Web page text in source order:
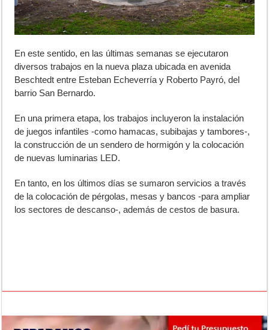
En este sentido, en las últimas semanas se ejecutaron
diversos trabajos en la nueva plaza ubicada en avenida
Beschtedt entre Esteban Echeverría y Roberto Payró, del
barrio San Bernardo.
En una primera etapa, los trabajos incluyeron la instalación
de juegos infantiles -como hamacas, subibajas y tambores-,
la construcción de un sendero de hormigón y la colocación
de nuevas luminarias LED.
En tanto, en los últimos días se sumaron servicios a través
de la colocación de pérgolas, mesas y bancos -para ampliar
los sectores de descanso-, además de cestos de basura.